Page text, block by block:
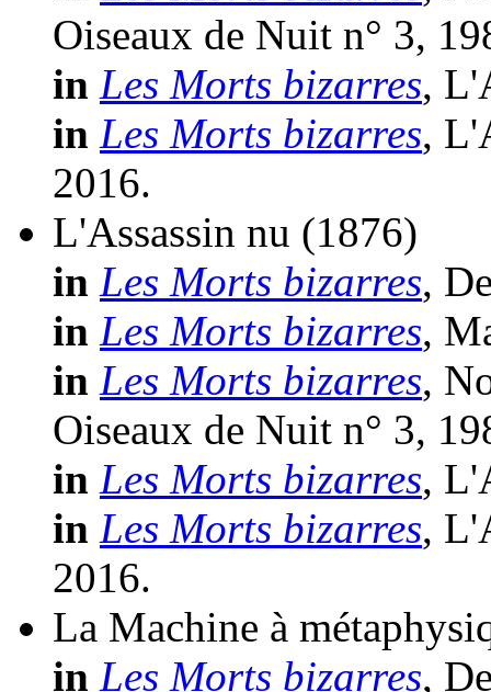
Oiseaux de Nuit n° 3,
in Les Morts bizarres,
in Les Morts bizarres,
2016.
L'Assassin nu (1876)
in Les Morts bizarres,
in Les Morts bizarres,
in Les Morts bizarres,
Oiseaux de Nuit n° 3,
in Les Morts bizarres,
in Les Morts bizarres,
2016.
La Machine à
in Les Morts bizarres,